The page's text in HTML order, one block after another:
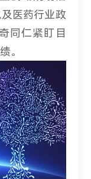
医药行业政
同仁紧盯目
。